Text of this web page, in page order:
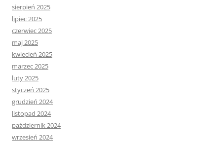
sierpień 2025
lipiec 2025
czerwiec 2025
maj 2025
kwiecień 2025
marzec 2025
luty 2025
styczeń 2025
grudzień 2024
listopad 2024
październik 2024
wrzesień 2024